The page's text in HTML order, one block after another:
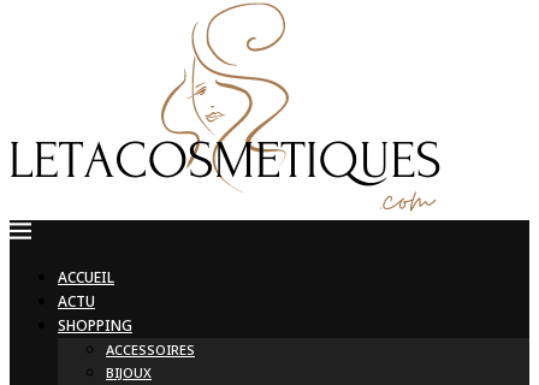
ACCUEIL
ACTU
SHOPPING
ACCESSOIRES
BIJOUX